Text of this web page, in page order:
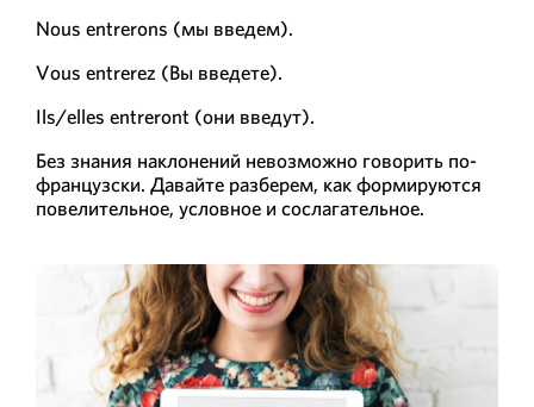
Nous entrerons (мы введем).
Vous entrerez (Вы введете).
Ils/elles entreront (они введут).
Без знания наклонений невозможно говорить по-
французски. Давайте разберем, как формируются
повелительное, условное и сослагательное.